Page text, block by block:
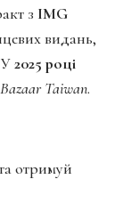
з IMG
видань,
2025 році
Taiwan.
отримуй